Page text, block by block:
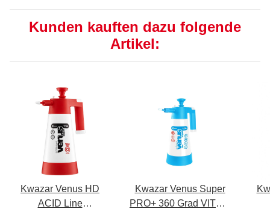
Kunden kauften dazu folgende
Artikel:
Kwazar Venus HD
ACID Line
Kwazar Venus Super
PRO+ 360 Grad VITON